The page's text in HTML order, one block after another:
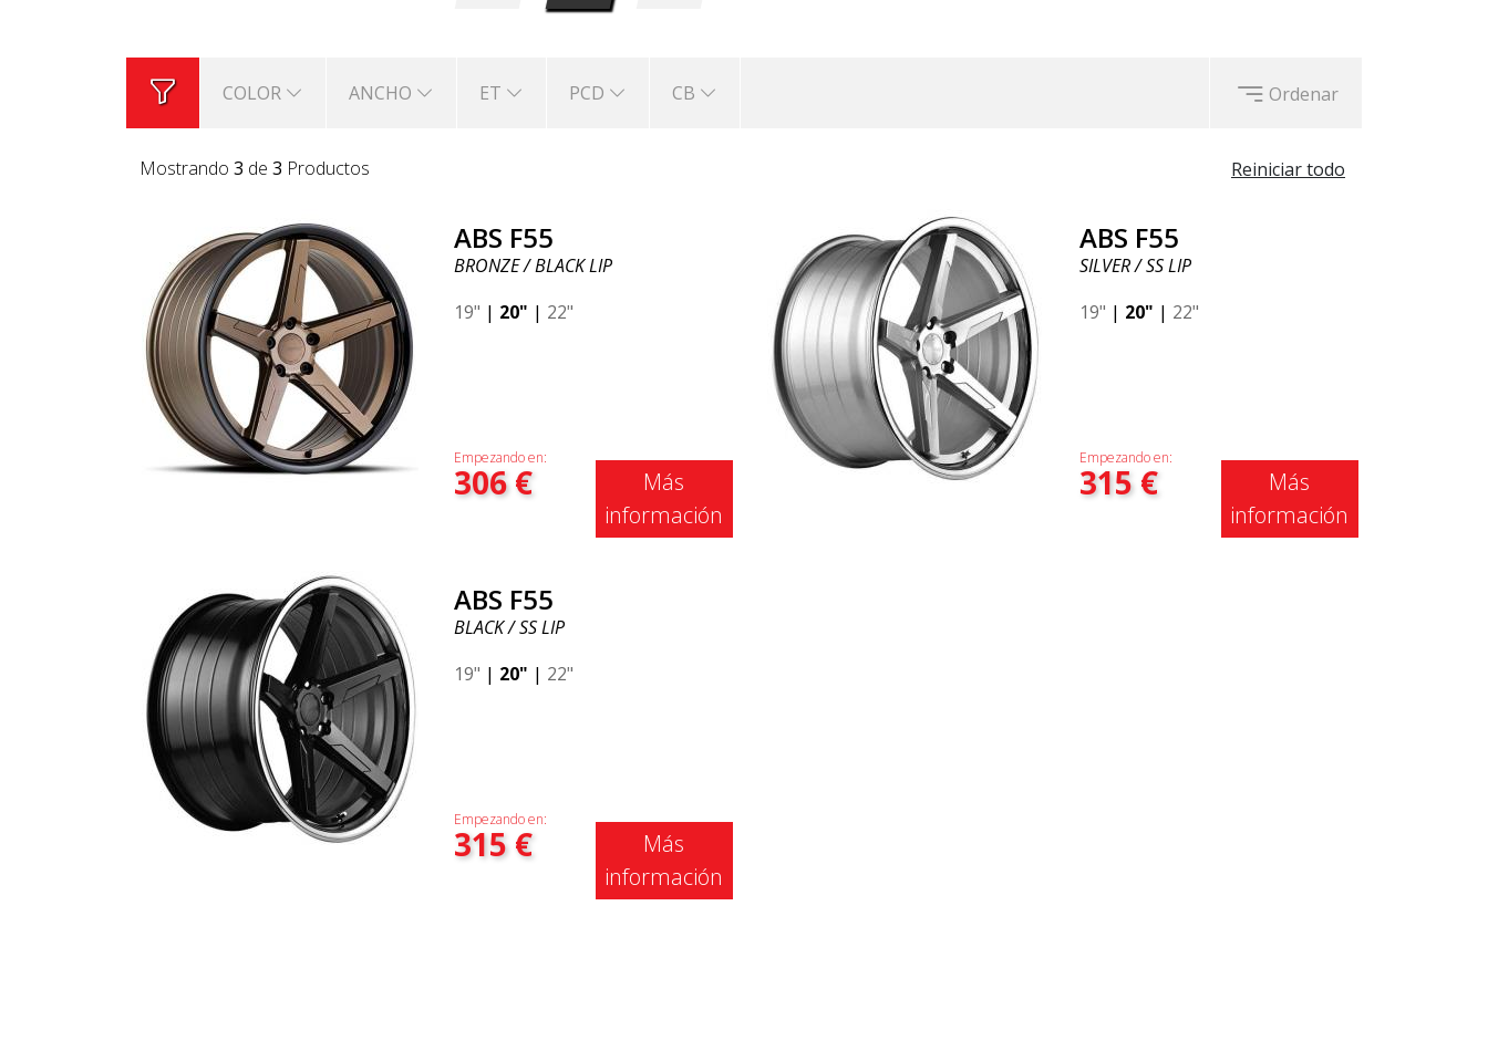
COLOR ANCHO ET PCD CB Ordenar
Reiniciar todo
Mostrando 3 de 3 Productos
ABS F55
BRONZE / BLACK LIP
19" | 20" | 22"
Empezando en:
306€
Más
información
ABS F55
SILVER / SS LIP
19" | 20" | 22"
Empezando en:
315€
Más
información
ABS F55
BLACK / SS LIP
19" | 20" | 22"
Empezando en:
315€
Más
información